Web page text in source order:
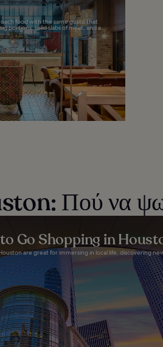
food with the same gusto that
portions, solid slabs of meat, and a...
Πού να
Go Shopping in
are great for immersing in local life, discovering